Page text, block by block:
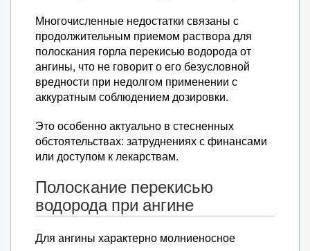
Многочисленные недостатки связаны с
продолжительным приемом раствора для
полоскания горла перекисью водорода от
ангины, что не говорит о его безусловной
вредности при недолгом применении с
аккуратным соблюдением дозировки.
Это особенно актуально в стесненных
обстоятельствах: затруднениях с финансами
или доступом к лекарствам.
Полоскание перекисью
водорода при ангине
Для ангины характерно молниеносное